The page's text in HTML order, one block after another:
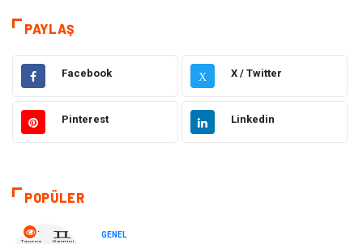
Dünya'dan Haberler
Müzik İnternet
Ülkemizden Haberler Politika & Siyaset
Akıllı Telefon
Soru-Cevap
PAYLAŞ
Facebook X X / Twitter
Pinterest Linkedin
POPÜLER
GENEL